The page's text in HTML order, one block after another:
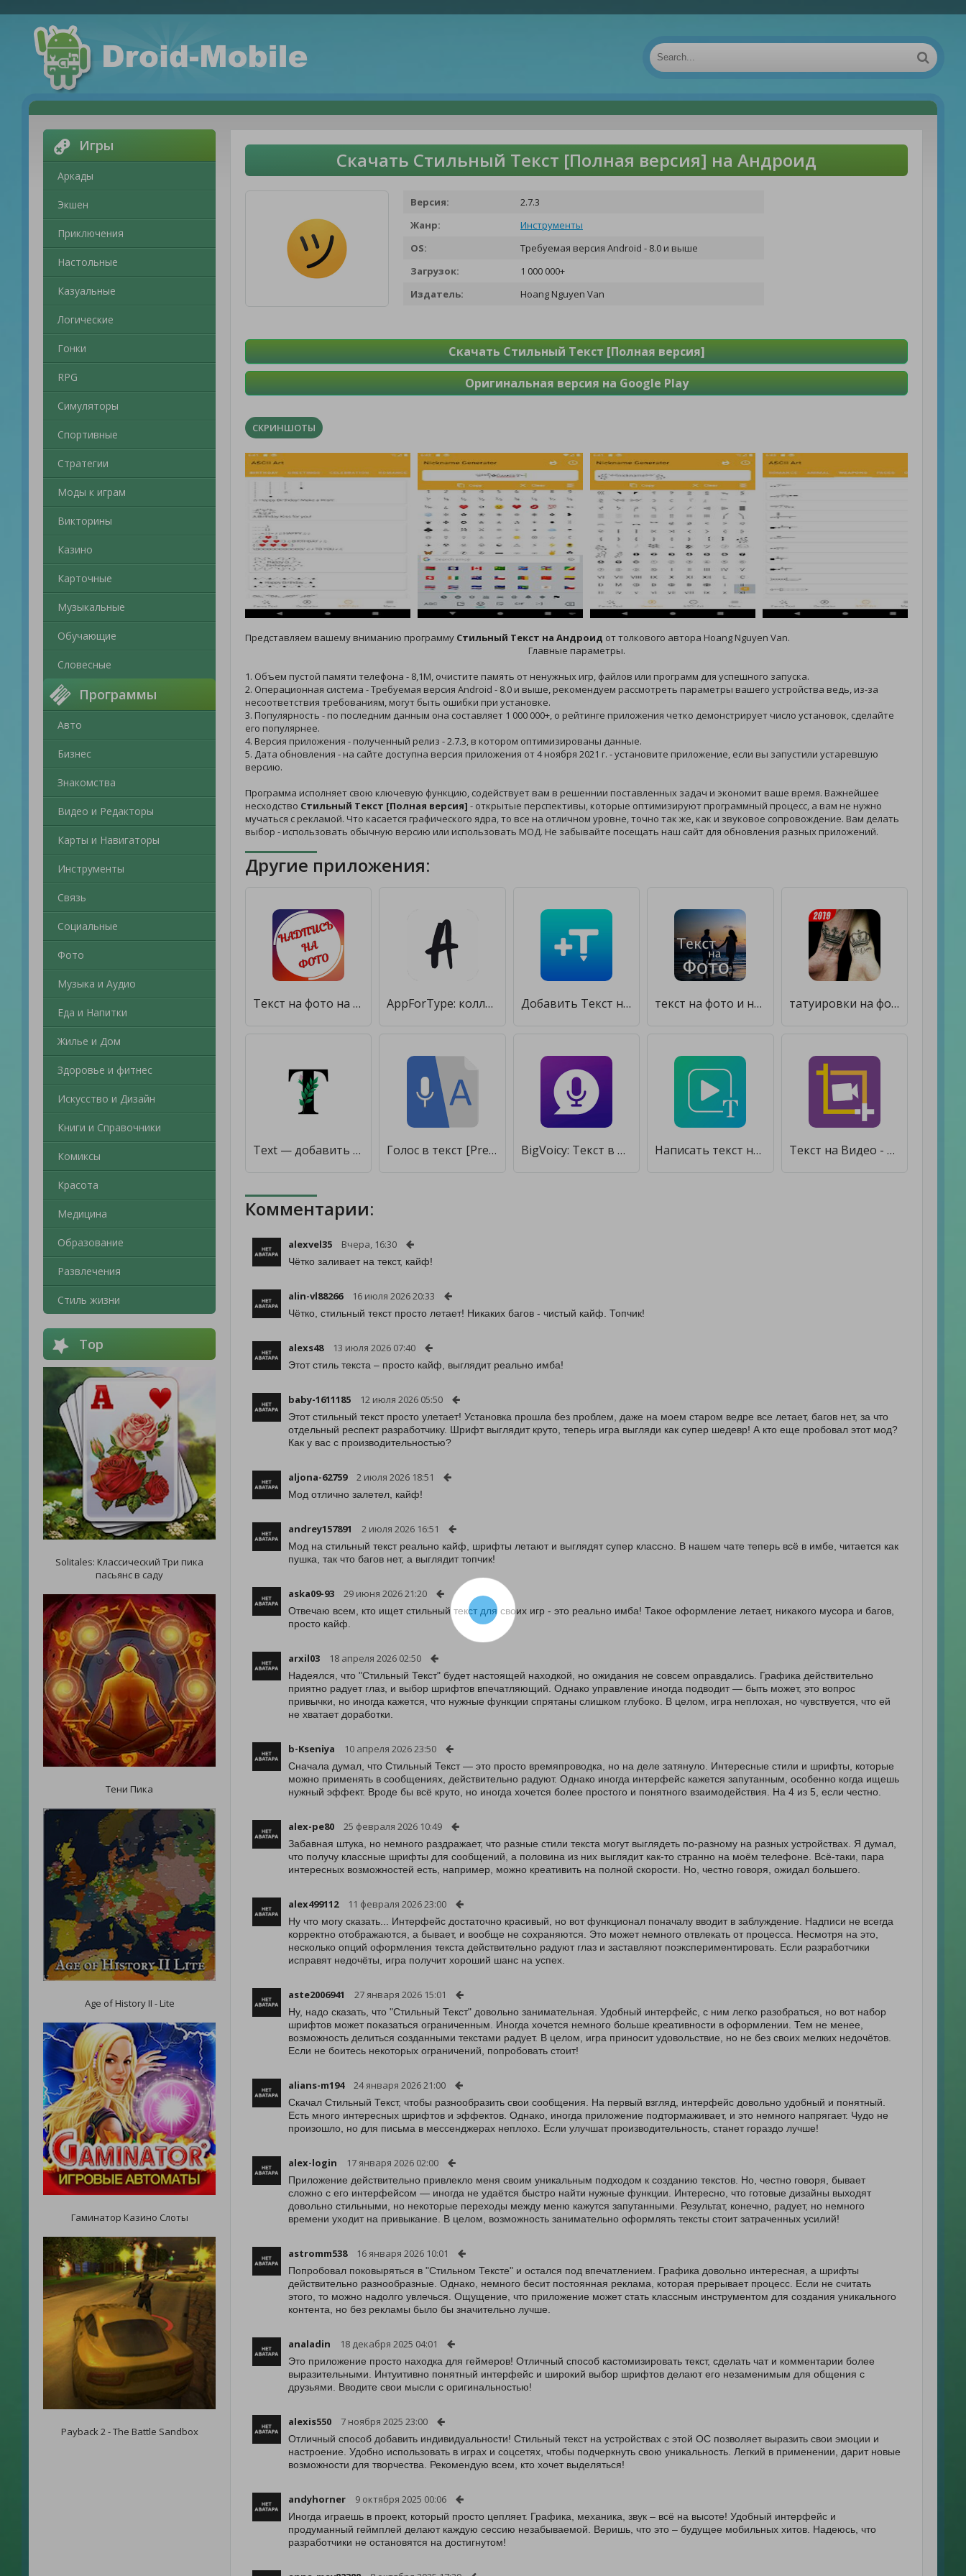
Игры
Аркады
Экшен
Приключения
Настольные
Казуальные
Логические
Гонки
RPG
Симуляторы
Спортивные
Стратегии
Моды к играм
Викторины
Казино
Карточные
Музыкальные
Обучающие
Словесные
Программы
Авто
Бизнес
Знакомства
Видео и Редакторы
Карты и Навигаторы
Инструменты
Связь
Социальные
Фото
Музыка и Аудио
Еда и Напитки
Жилье и Дом
Здоровье и фитнес
Искусство и Дизайн
Книги и Справочники
Комиксы
Красота
Медицина
Образование
Развлечения
Стиль жизни
Top
Solitales: Классический Три пика
пасьянс в саду
Тени Пика
Age of History II - Lite
Гаминатор Казино Слоты
Payback 2 - The Battle Sandbox
Скачать Стильный Текст [Полная версия] на Андроид
Версия:
2.7.3
Жанр:
Инструменты
OS:
Требуемая версия Android - 8.0 и выше
Загрузок:
1 000 000+
Издатель:
Hoang Nguyen Van
Скачать Стильный Текст [Полная версия]
Оригинальная версия на Google Play
СКРИНШОТЫ
Представляем вашему вниманию программу Стильный Текст на Андроид от толкового автора Hoang Nguyen Van.
Главные параметры.
1. Объем пустой памяти телефона - 8,1M, очистите память от ненужных игр, файлов или программ для успешного запуска.
2. Операционная система - Требуемая версия Android - 8.0 и выше, рекомендуем рассмотреть параметры вашего устройства ведь, из-за
несоответствия требованиям, могут быть ошибки при установке.
3. Популярность - по последним данным она составляет 1 000 000+, о рейтинге приложения четко демонстрирует число установок, сделайте
его популярнее.
4. Версия приложения - полученный релиз - 2.7.3, в котором оптимизированы данные.
5. Дата обновления - на сайте доступна версия приложения от 4 ноября 2021 г. - установите приложение, если вы запустили устаревшую
версию.
Программа исполняет свою ключевую функцию, содействует вам в решеннии поставленных задач и экономит ваше время. Важнейшее
несходство Стильный Текст [Полная версия] - открытые перспективы, которые оптимизируют программный процесс, а вам не нужно
мучаться с рекламой. Что касается графического ядра, то все на отличном уровне, точно так же, как и звуковое сопровождение. Вам делать
выбор - использовать обычную версию или использовать МОД. Не забывайте посещать наш сайт для обновления разных приложений.
Другие приложения:
Текст на фото на русском языке [Unlocked] AppForType: коллаж, сторис, шаблоны, текст на фото [Полная версия] Добавить Текст на фото [Без рекламы] текст на фото и надписи на фото - Texture Art [Premium] татуировки на фотку - тату на фото текст [Unlocked]
Text — добавить текст, шрифт и надписи на фото [Без рекламы] Голос в текст [Premium] BigVoicy: Текст в речь [Unlocked] Написать текст на видео и обрезать видео редактор [Premium] Текст на Видео - Видеомонтаж [Unlocked]
Комментарии:
alexvel35 Вчера, 16:30
Чётко заливает на текст, кайф!
alin-vl88266 16 июля 2026 20:33
Чётко, стильный текст просто летает! Никаких багов - чистый кайф. Топчик!
alexs48 13 июля 2026 07:40
Этот стиль текста – просто кайф, выглядит реально имба!
baby-1611185 12 июля 2026 05:50
Этот стильный текст просто улетает! Установка прошла без проблем, даже на моем старом ведре все летает, багов нет, за что
отдельный респект разработчику. Шрифт выглядит круто, теперь игра выгляди как супер шедевр! А кто еще пробовал этот мод?
Как у вас с производительностью?
aljona-62759 2 июля 2026 18:51
Мод отлично залетел, кайф!
andrey157891 2 июля 2026 16:51
Мод на стильный текст реально кайф, шрифты летают и выглядят супер классно. В нашем чате теперь всё в имбе, читается как
пушка, так что багов нет, а выглядит топчик!
aska09-93 29 июня 2026 21:20
Отвечаю всем, кто ищет стильный текст для своих игр - это реально имба! Такое оформление летает, никакого мусора и багов,
просто кайф.
arxil03 18 апреля 2026 02:50
Надеялся, что "Стильный Текст" будет настоящей находкой, но ожидания не совсем оправдались. Графика действительно
приятно радует глаз, и выбор шрифтов впечатляющий. Однако управление иногда подводит — быть может, это вопрос
привычки, но иногда кажется, что нужные функции спрятаны слишком глубоко. В целом, игра неплохая, но чувствуется, что ей
не хватает доработки.
b-Kseniya 10 апреля 2026 23:50
Сначала думал, что Стильный Текст — это просто времяпроводка, но на деле затянуло. Интересные стили и шрифты, которые
можно применять в сообщениях, действительно радуют. Однако иногда интерфейс кажется запутанным, особенно когда ищешь
нужный эффект. Вроде бы всё круто, но иногда хочется более простого и понятного взаимодействия. На 4 из 5, если честно.
alex-pe80 25 февраля 2026 10:49
Забавная штука, но немного раздражает, что разные стили текста могут выглядеть по-разному на разных устройствах. Я думал,
что получу классные шрифты для сообщений, а половина из них выглядит как-то странно на моём телефоне. Всё-таки, пара
интересных возможностей есть, например, можно креативить на полной скорости. Но, честно говоря, ожидал большего.
alex499112 11 февраля 2026 23:00
Ну что могу сказать... Интерфейс достаточно красивый, но вот функционал поначалу вводит в заблуждение. Надписи не всегда
корректно отображаются, а бывает, и вообще не сохраняются. Это может немного отвлекать от процесса. Несмотря на это,
несколько опций оформления текста действительно радуют глаз и заставляют поэкспериментировать. Если разработчики
исправят недочёты, игра получит хороший шанс на успех.
aste2006941 27 января 2026 15:01
Ну, надо сказать, что "Стильный Текст" довольно занимательная. Удобный интерфейс, с ним легко разобраться, но вот набор
шрифтов может показаться ограниченным. Иногда хочется немного больше креативности в оформлении. Тем не менее,
возможность делиться созданными текстами радует. В целом, игра приносит удовольствие, но не без своих мелких недочётов.
Если не боитесь некоторых ограничений, попробовать стоит!
alians-m194 24 января 2026 21:00
Скачал Стильный Текст, чтобы разнообразить свои сообщения. На первый взгляд, интерфейс довольно удобный и понятный.
Есть много интересных шрифтов и эффектов. Однако, иногда приложение подтормаживает, и это немного напрягает. Чудо не
произошло, но для письма в мессенджерах неплохо. Если улучшат производительность, станет гораздо лучше!
alex-login 17 января 2026 02:00
Приложение действительно привлекло меня своим уникальным подходом к созданию текстов. Но, честно говоря, бывает
сложно с его интерфейсом — иногда не удаётся быстро найти нужные функции. Интересно, что готовые дизайны выходят
довольно стильными, но некоторые переходы между меню кажутся запутанными. Результат, конечно, радует, но немного
времени уходит на привыкание. В целом, возможность занимательно оформлять тексты стоит затраченных усилий!
astromm538 16 января 2026 10:01
Попробовал поковыряться в "Стильном Тексте" и остался под впечатлением. Графика довольно интересная, а шрифты
действительно разнообразные. Однако, немного бесит постоянная реклама, которая прерывает процесс. Если не считать
этого, то можно надолго увлечься. Ощущение, что приложение может стать классным инструментом для создания уникального
контента, но без рекламы было бы значительно лучше.
analadin 18 декабря 2025 04:01
Это приложение просто находка для геймеров! Отличный способ кастомизировать текст, сделать чат и комментарии более
выразительными. Интуитивно понятный интерфейс и широкий выбор шрифтов делают его незаменимым для общения с
друзьями. Вводите свои мысли с оригинальностью!
alexis550 7 ноября 2025 23:00
Отличный способ добавить индивидуальности! Стильный текст на устройствах с этой ОС позволяет выразить свои эмоции и
настроение. Удобно использовать в играх и соцсетях, чтобы подчеркнуть свою уникальность. Легкий в применении, дарит новые
возможности для творчества. Рекомендую всем, кто хочет выделяться!
andyhorner 9 октября 2025 00:06
Иногда играешь в проект, который просто цепляет. Графика, механика, звук – всё на высоте! Удобный интерфейс и
продуманный геймплей делают каждую сессию незабываемой. Веришь, что это – будущее мобильных хитов. Надеюсь, что
разработчики не остановятся на достигнутом!